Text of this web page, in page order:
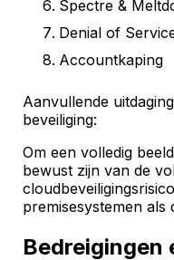
Spectre &
Denial of
Accountkaping
Aanvullende
beveiliging:
Om een volledig
bewust zijn van de
premisesystemen
Bedreigingen